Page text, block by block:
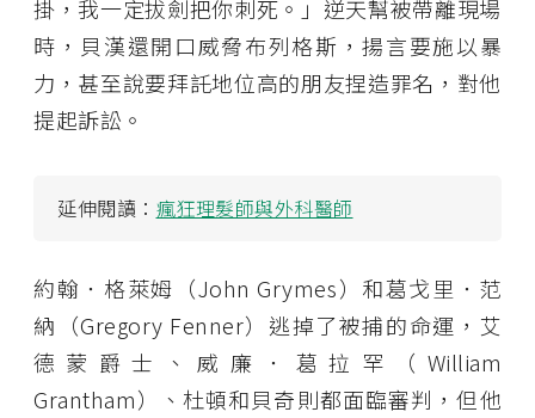
掛，我一定拔劍把你刺死。」逆天幫被帶離現場
時，貝漢還開口威脅布列格斯，揚言要施以暴
力，甚至說要拜託地位高的朋友捏造罪名，對他
提起訴訟。
延伸閱讀： 瘋狂理髮師與外科醫師
約翰．格萊姆（John Grymes）和葛戈里．范
納（Gregory Fenner）逃掉了被捕的命運，艾
德蒙爵士、威廉．葛拉罕（William
Grantham）、杜頓和貝奇則都面臨審判，但他